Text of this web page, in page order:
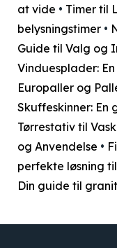
at vide • Timer til
belysningstimer •
Guide til Valg og
Vinduesplader:
Europaller og
Skuffeskinner:
Tørrestativ til
og Anvendelse •
perfekte løsning
Din guide til